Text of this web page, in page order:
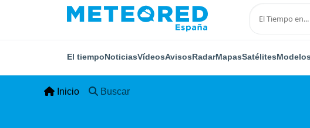
El tiempoNoticiasVídeosAvisosRadarMapasSatélitesModelos
Inicio Buscar